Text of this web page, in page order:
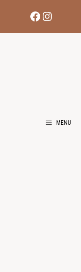
Facebook
MENU